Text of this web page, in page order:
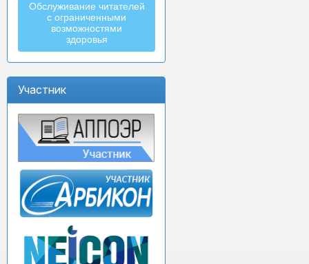
Обслуживание читателей
с ограниченными
возможностями
здоровья
Участник